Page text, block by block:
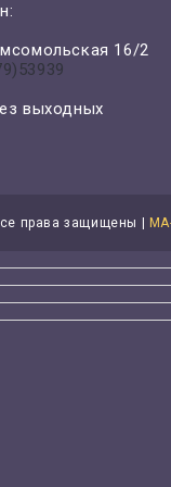
16/2
выходных
права защищены |